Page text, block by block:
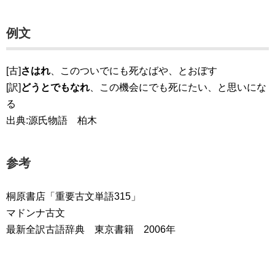
例文
[古] さはれ 、このついでにも死なばや、とおぼす
[訳] どうとでもなれ 、この機会にでも死にたい、と思いにな
る
出典:源氏物語 柏木
参考
桐原書店「重要古文単語315」
マドンナ古文
最新全訳古語辞典 東京書籍 2006年